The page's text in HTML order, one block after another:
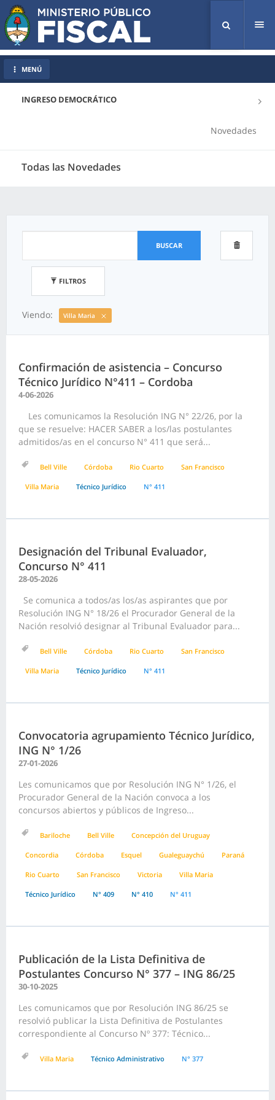
INGRESO DEMOCRÁTICO
Novedades
Todas las Novedades
MENÚ
BUSCAR
FILTROS
Viendo: Villa Maria
Confirmación de asistencia – Concurso
Técnico Jurídico N°411 – Cordoba
4-06-2026
Les comunicamos la Resolución ING N° 22/26, por la
que se resuelve: HACER SABER a los/las postulantes
admitidos/as en el concurso N° 411 que será...
Bell Ville Córdoba Rio Cuarto San Francisco
Villa Maria Técnico Jurídico N° 411
Designación del Tribunal Evaluador,
Concurso N° 411
28-05-2026
Se comunica a todos/as los/as aspirantes que por
Resolución ING N° 18/26 el Procurador General de la
Nación resolvió designar al Tribunal Evaluador para...
Bell Ville Córdoba Rio Cuarto San Francisco
Villa Maria Técnico Jurídico N° 411
Convocatoria agrupamiento Técnico Jurídico,
ING N° 1/26
27-01-2026
Les comunicamos que por Resolución ING N° 1/26, el
Procurador General de la Nación convoca a los
concursos abiertos y públicos de Ingreso...
Bariloche Bell Ville Concepción del Uruguay
Concordia Córdoba Esquel Gualeguaychú Paraná
Rio Cuarto San Francisco Victoria Villa Maria
Técnico Jurídico N° 409 N° 410 N° 411
Publicación de la Lista Definitiva de
Postulantes Concurso N° 377 – ING 86/25
30-10-2025
Les comunicamos que por Resolución ING 86/25 se
resolvió publicar la Lista Definitiva de Postulantes
correspondiente al Concurso Nº 377: Técnico...
Villa Maria Técnico Administrativo N° 377